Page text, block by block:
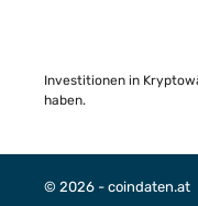
Investitionen in
haben.
© 2026 - coindaten.at